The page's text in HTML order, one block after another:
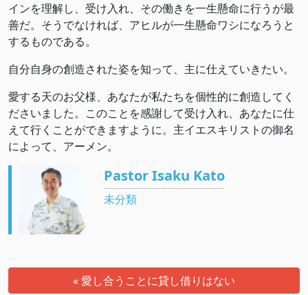
インを理解し、受け入れ、その働きを一生懸命に行うが最
善だ。そうでなければ、アヒルが一生懸命ワシになろうと
するものである。
自分自身の創造された姿を知って、主に仕えていきたい。
愛する天のお父様、あなたが私たちを個性的に創造してく
ださいました。このことを感謝して受け入れ、あなたに仕
えて行くことができますように。主イエスキリストの御名
によって、アーメン。
Pastor Isaku Kato
未分類
« 愛し合うことに貸し借りはない